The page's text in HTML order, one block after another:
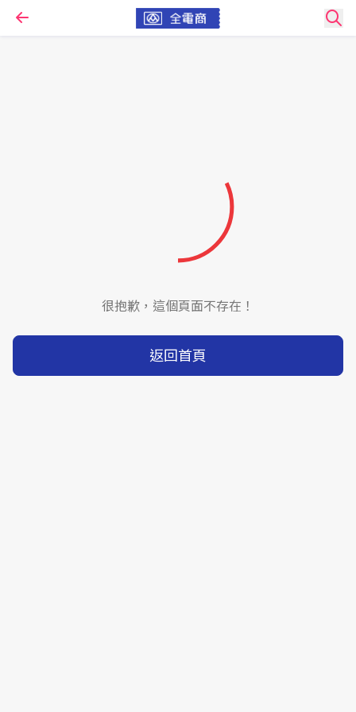
很抱歉，這個頁面不存在！
返回首頁